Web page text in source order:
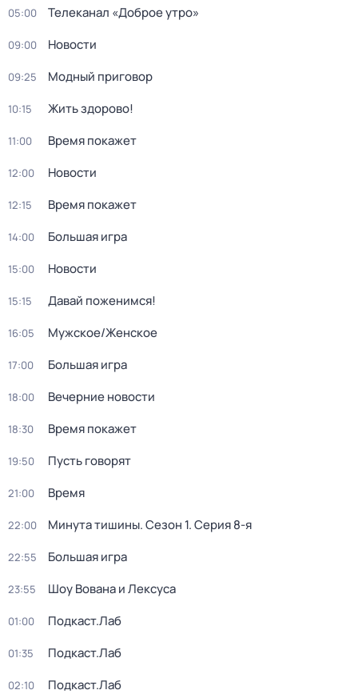
05:00 Телеканал «Доброе утро»
09:00 Новости
09:25 Модный приговор
10:15 Жить здорово!
11:00 Время покажет
12:00 Новости
12:15 Время покажет
14:00 Большая игра
15:00 Новости
15:15 Давай поженимся!
16:05 Мужское/Женское
17:00 Большая игра
18:00 Вечерние новости
18:30 Время покажет
19:50 Пусть говорят
21:00 Время
22:00 Минута тишины. Сезон 1. Серия 8-я
22:55 Большая игра
23:55 Шоу Вована и Лексуса
01:00 Подкаст.Лаб
01:35 Подкаст.Лаб
02:10 Подкаст.Лаб